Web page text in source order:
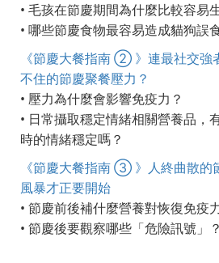
• 毛孩在節慶期間為什麼比較容易
• 哪些節慶食物最容易造成貓狗誤
《節慶大餐指南 ② 》連最社交強
不住的節慶聚餐壓力？
• 壓力為什麼會影響免疫力？
• 日常攝取穩定情緒相關營養品，
時的情緒穩定嗎？
《節慶大餐指南 ③ 》人終曲散的
風暴才正要開始
• 節慶前後補什麼營養對恢復免疫
• 節慶後要觀察哪些「危險訊號」？